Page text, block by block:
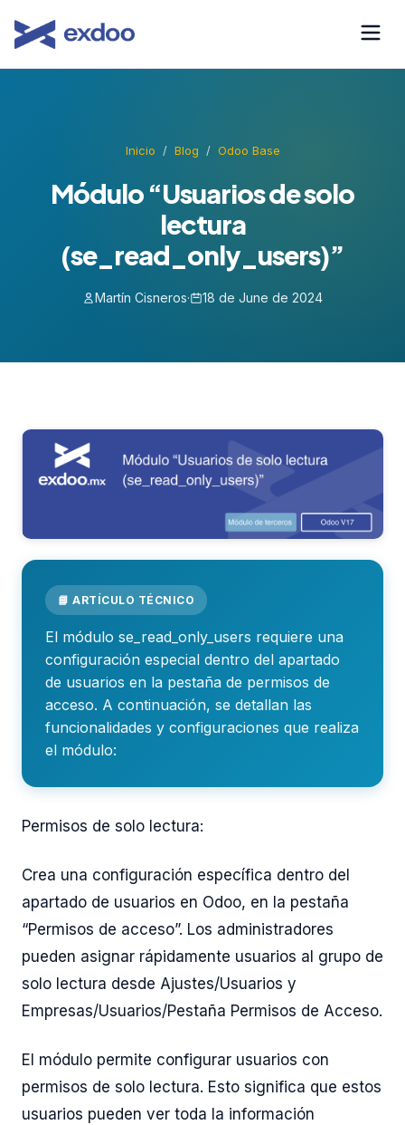
Inicio / Blog / Odoo Base
Módulo “Usuarios de solo
lectura
(se_read_only_users)”
Martín Cisneros· 18 de June de 2024
📘 ARTÍCULO TÉCNICO
El módulo se_read_only_users requiere una
configuración especial dentro del apartado
de usuarios en la pestaña de permisos de
acceso. A continuación, se detallan las
funcionalidades y configuraciones que realiza
el módulo:
Permisos de solo lectura:
Crea una configuración específica dentro del
apartado de usuarios en Odoo, en la pestaña
“Permisos de acceso”. Los administradores
pueden asignar rápidamente usuarios al grupo de
solo lectura desde Ajustes/Usuarios y
Empresas/Usuarios/Pestaña Permisos de Acceso.
El módulo permite configurar usuarios con
permisos de solo lectura. Esto significa que estos
usuarios pueden ver toda la información